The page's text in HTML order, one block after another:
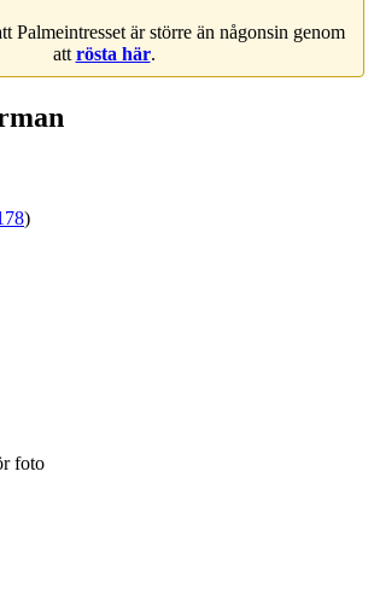
Palmeintresset är större än någonsin genom
att rösta här.
)
foto